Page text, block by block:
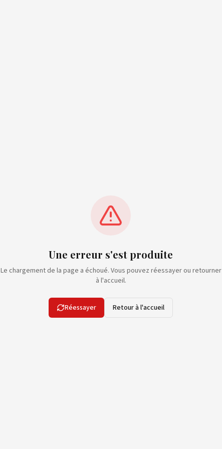
Une erreur s'est produite
Le chargement de la page a échoué. Vous pouvez réessayer ou retourner
à l'accueil.
Réessayer Retour à l'accueil